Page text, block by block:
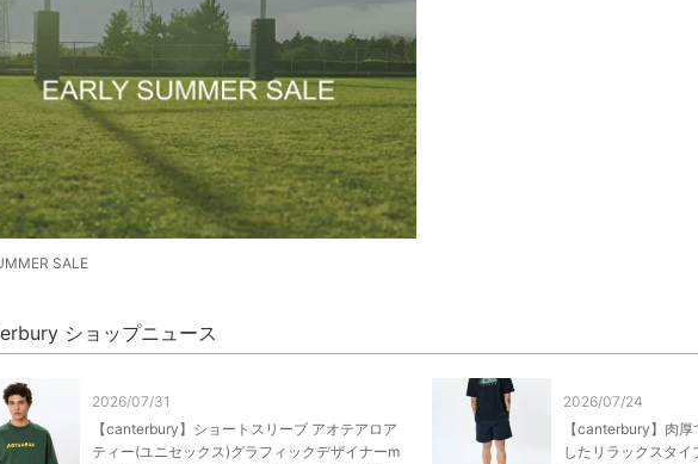
SALE
ショップニュース
2026/07/31
【canterbury】ショートスリーブ アオテアロア
ティー(ユニセックス)グラフィックデザイナーm
2026/07/24
【canterbury】肉
したリラックスタ